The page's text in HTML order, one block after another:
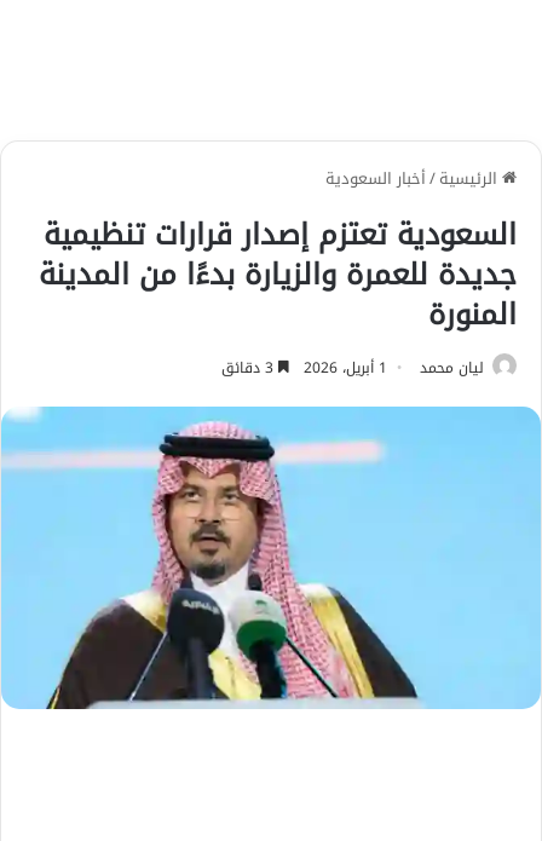
الرئيسية/أخبار السعودية
السعودية تعتزم إصدار قرارات تنظيمية
جديدة للعمرة والزيارة بدءًا من المدينة
المنورة
ليان محمد 1 أبريل، 2026